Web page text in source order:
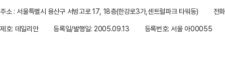
주소 : 서울특별시 용산구 서빙고로 17, 18층(한강로3가,센트럴파크 타워동)
전
제호: 데일리안
등록일/발행일: 2005.09.13 등록번호: 서울 아00055